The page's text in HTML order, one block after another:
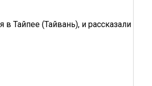
Тайпее (Тайвань), и рассказали